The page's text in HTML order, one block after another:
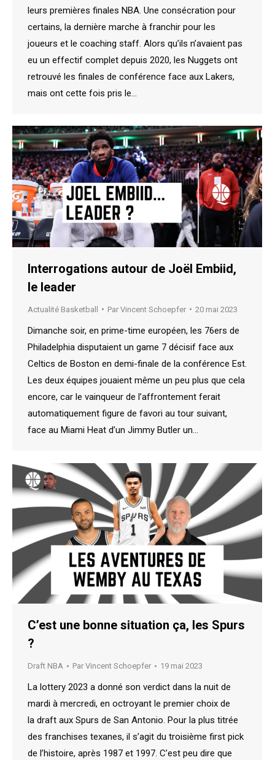
leurs premières finales NBA. Une consécration pour
certains, la dernière marche à franchir pour les
joueurs et le coaching staff. Alors qu’ils n’avaient pas
eu un effectif complet depuis 2020, les Nuggets ont
retrouvé les finales de conférence face aux Lakers,
mais ont cette fois pris le…
Interrogations autour de Joël Embiid,
le leader
Actualité Basketball Par Vincent Schoepfer 20 mai 2023
Dimanche soir, en prime-time européen, les 76ers de
Philadelphia disputaient un game 7 décisif face aux
Celtics de Boston en demi-finale de la conférence Est.
Les deux équipes jouaient même un peu plus que cela
encore, car le vainqueur de l’affrontement ferait
automatiquement figure de favori au tour suivant,
face au Miami Heat d’un Jimmy Butler un…
C’est une bonne situation ça, les Spurs
?
Draft NBA Par Vincent Schoepfer 19 mai 2023
La lottery 2023 a donné son verdict dans la nuit de
mardi à mercredi, en octroyant le premier choix de
la draft aux Spurs de San Antonio. Pour la plus titrée
des franchises texanes, il s’agit du troisième first pick
de l’histoire, après 1987 et 1997. C’est peu dire que